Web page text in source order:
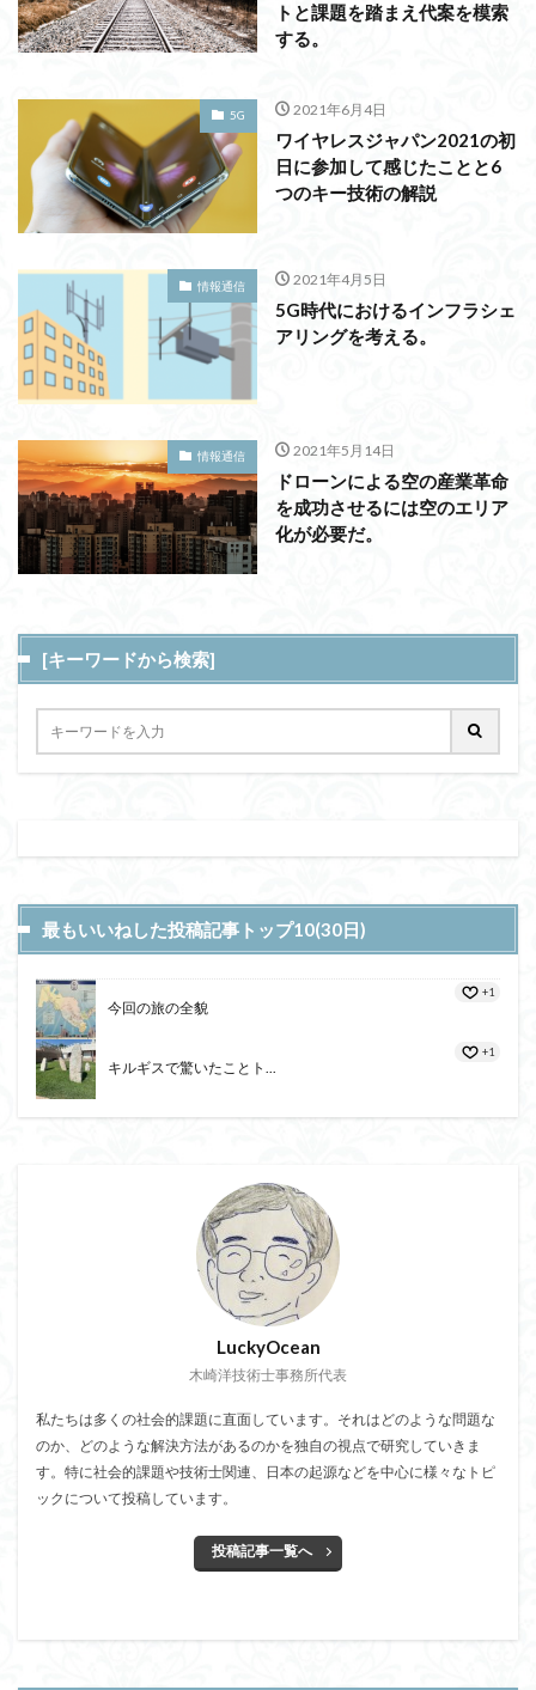
トと課題を踏まえ代案を模索
する。
5G 2021年6月4日
ワイヤレスジャパン2021の初
日に参加して感じたことと6
つのキー技術の解説
情報通信 2021年4月5日
5G時代におけるインフラシェ
アリングを考える。
情報通信 2021年5月14日
ドローンによる空の産業革命
を成功させるには空のエリア
化が必要だ。
[キーワードから検索]
最もいいねした投稿記事トップ10(30日)
今回の旅の全貌
+1
キルギスで驚いたことト...
+1
LuckyOcean
木崎洋技術士事務所代表
私たちは多くの社会的課題に直面しています。それはどのような問題な
のか、どのような解決方法があるのかを独自の視点で研究していきま
す。特に社会的課題や技術士関連、日本の起源などを中心に様々なトピ
ックについて投稿しています。
投稿記事一覧へ